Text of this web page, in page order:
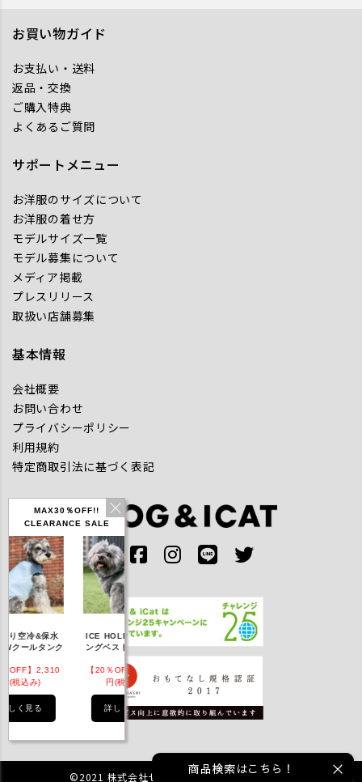
MAX30％OFF!!
CLEARANCE SALE
り空冷&保水
クールタンク
OFF】2,310
(税込み)
く見る
ICE HOLD フィッシ
ングベスト 保冷剤付
【20％OFF】3,168
円(税込み)
詳しく見る
IDOG ICE HOLD ネ
ッククーラー 保冷剤
円(税込み)
詳しく見る
お買い物ガイド
お支払い・送料
返品・交換
ご購入特典
よくあるご質問
サポートメニュー
お洋服のサイズについて
お洋服の着せ方
モデルサイズ一覧
モデル募集について
メディア掲載
プレスリリース
取扱い店舗募集
基本情報
会社概要
お問い合わせ
プライバシーポリシー
利用規約
特定商取引法に基づく表記
©2021 株式会社ゼフィール All rights reserved.
商品検索はこちら！